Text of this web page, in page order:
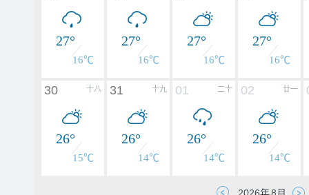
27°
16℃
27°
16℃
27°
16℃
27°
16℃
十八
30
26°
15℃
十九
31
26°
14℃
二十
01
26°
14℃
廿一
02
26°
14℃